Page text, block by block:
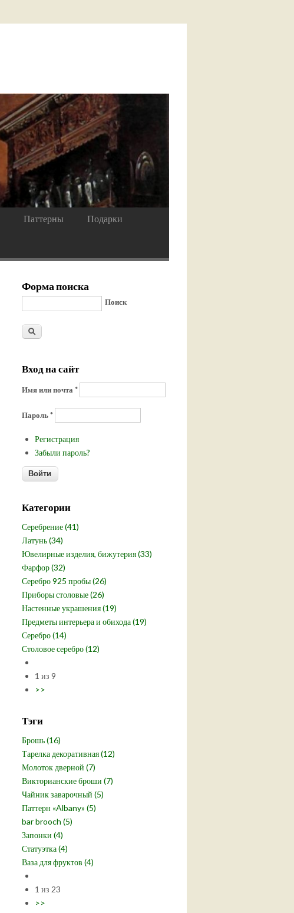
Паттерны Подарки
Форма поиска
Поиск
Вход на сайт
Имя или почта *
Пароль*
Регистрация
Забыли пароль?
Категории
Серебрение (41)
Латунь (34)
Ювелирные изделия, бижутерия (33)
Фарфор (32)
Серебро 925 пробы (26)
Приборы столовые (26)
Настенные украшения (19)
Предметы интерьера и обихода (19)
Серебро (14)
Столовое серебро (12)
1 из 9
>>
Тэги
Брошь (16)
Тарелка декоративная (12)
Молоток дверной (7)
Викторианские броши (7)
Чайник заварочный (5)
Паттерн «Albany» (5)
bar brooch (5)
Запонки (4)
Статуэтка (4)
Ваза для фруктов (4)
1 из 23
>>